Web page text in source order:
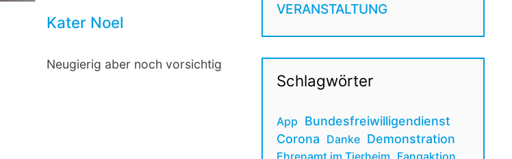
Kater Noel
Neugierig aber noch vorsichtig
VERANSTALTUNG
Schlagwörter
App Bundesfreiwilligendienst
Corona Danke Demonstration